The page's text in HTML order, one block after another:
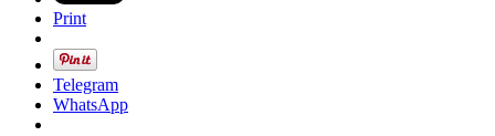
Print
Telegram
WhatsApp